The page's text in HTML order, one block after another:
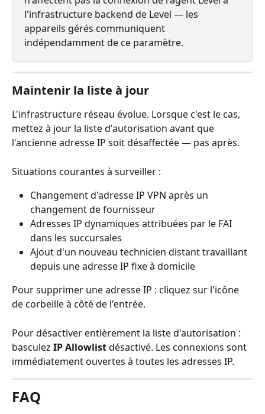
l'infrastructure backend de Level — les
appareils gérés communiquent
indépendamment de ce paramètre.
Maintenir la liste à jour
L'infrastructure réseau évolue. Lorsque c'est le cas,
mettez à jour la liste d'autorisation avant que
l'ancienne adresse IP soit désaffectée — pas après.
Situations courantes à surveiller :
Changement d'adresse IP VPN après un
changement de fournisseur
Adresses IP dynamiques attribuées par le FAI
dans les succursales
Ajout d'un nouveau technicien distant travaillant
depuis une adresse IP fixe à domicile
Pour supprimer une adresse IP : cliquez sur l'icône
de corbeille à côté de l'entrée.
Pour désactiver entièrement la liste d'autorisation :
basculez IP Allowlist désactivé. Les connexions sont
immédiatement ouvertes à toutes les adresses IP.
FAQ